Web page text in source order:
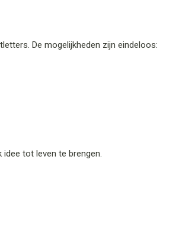
De mogelijkheden zijn eindeloos:
tot leven te brengen.